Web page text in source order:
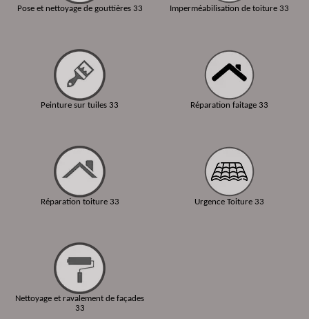
Pose et nettoyage de gouttières 33
Peinture sur tuiles 33
Réparation toiture 33
Nettoyage et ravalement de façades
33
Imperméabilisation de toiture 33
Réparation faitage 33
Urgence Toiture 33